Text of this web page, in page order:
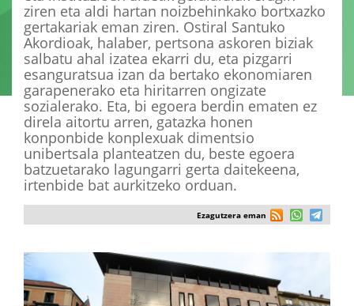
ziren eta aldi hartan noizbehinkako bortxazko
gertakariak eman ziren. Ostiral Santuko
Akordioak, halaber, pertsona askoren biziak
salbatu ahal izatea ekarri du, eta pizgarri
esanguratsua izan da bertako ekonomiaren
garapenerako eta hiritarren ongizate
sozialerako. Eta, bi egoera berdin ematen ez
direla aitortu arren, gatazka honen
konponbide konplexuak dimentsio
unibertsala planteatzen du, beste egoera
batzuetarako lagungarri gerta daitekeena,
irtenbide bat aurkitzeko orduan.
Ezagutzera eman